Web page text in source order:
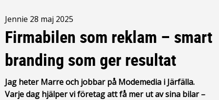
Jennie 28 maj 2025
Firmabilen som reklam – smart
branding som ger resultat
Jag heter Marre och jobbar på Modemedia i Järfälla.
Varje dag hjälper vi företag att få mer ut av sina bilar –